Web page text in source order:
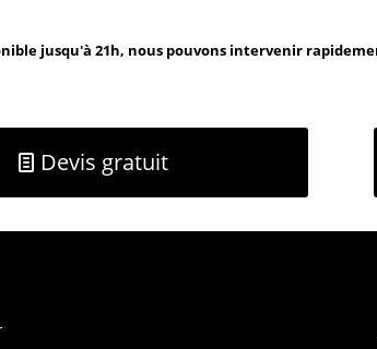
jusqu'à 21h, nous pouvons intervenir
Devis gratuit